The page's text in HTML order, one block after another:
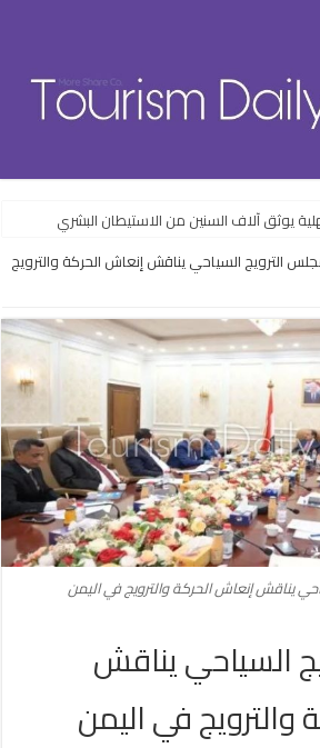
يوثق آلاف السنين من الاستيطان البشري
الترويج السياحي يناقش إنعاش الحركة والترويج
يناقش إنعاش الحركة والترويج في اليمن
السياحي يناقش
والترويج في اليمن